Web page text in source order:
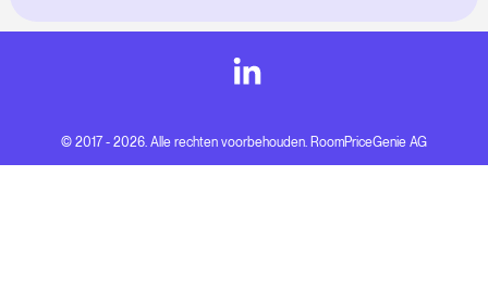
© 2017 - 2026. Alle rechten voorbehouden. RoomPriceGenie AG